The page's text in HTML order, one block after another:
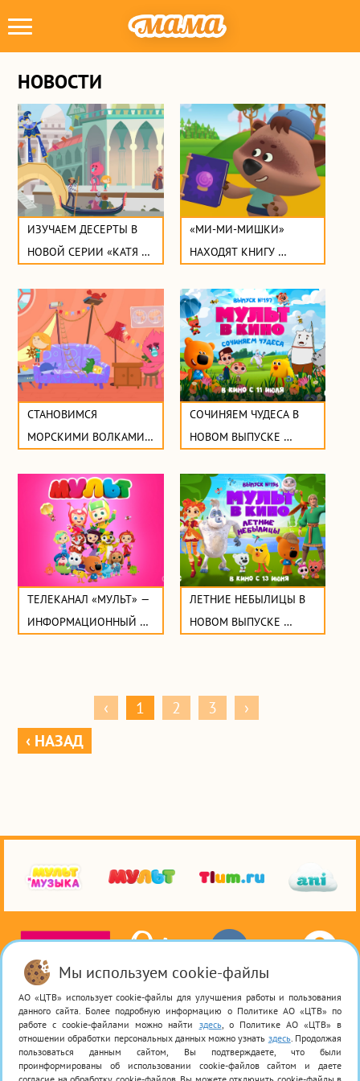
НОВОСТИ
ИЗУЧАЕМ ДЕСЕРТЫ В
НОВОЙ СЕРИИ «КАТЯ И
ДВЕРЬ»
«МИ-МИ-МИШКИ»
НАХОДЯТ КНИГУ
СТАНОВИМСЯ
МОРСКИМИ ВОЛКАМИ
«КАТЯ И ЭФ. КУДА-
УГОДНО-ДВЕРЬ»
СОЧИНЯЕМ ЧУДЕСА В
НОВОМ ВЫПУСКЕ
ТЕЛЕКАНАЛ «МУЛЬТ» —
ИНФОРМАЦИОННЫЙ
ЛЕТНИЕ НЕБЫЛИЦЫ В
НОВОМ ВЫПУСКЕ
‹ 1 2 3
›
‹ НАЗАД
© 2026 Акционерное общество «Цифровое Телевидение» / АО «ЦТВ».
Регистрационный номер ЭЛ № ФС 77 — 79 283от 02.11.2020. Все права на любые
материалы, опубликованные на сайте, защищены в соответствии с российским
и международным законодательством об интеллектуальной собственности. Любое
использование текстовых, фото, аудио и видеоматериалов возможно только
с согласия правообладателя (Акционерное общество «Цифровое Телевидение»).
Мы используем cookie-файлы
АО «ЦТВ» использует cookie-файлы для улучшения работы и пользования
данного сайта. Более подробную информацию о Политике АО «ЦТВ» по
работе с cookie-файлами можно найти здесь, о Политике АО «ЦТВ» в
отношении обработки персональных данных можно узнать здесь. Продолжая
пользоваться данным сайтом, Вы подтверждаете, что были
проинформированы об использовании cookie-файлов сайтом и даете